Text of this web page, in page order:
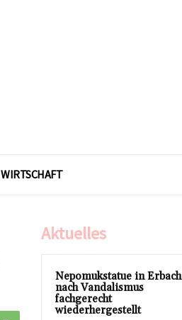
WIRTSCHAFT
Aktuelles
Nepomukstatue in Erbach
nach Vandalismus
fachgerecht
wiederhergestellt